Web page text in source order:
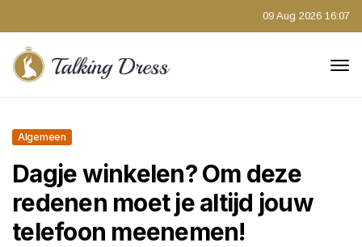
09 Aug 2026 16:07
Algemeen
Dagje winkelen? Om deze
redenen moet je altijd jouw
telefoon meenemen!